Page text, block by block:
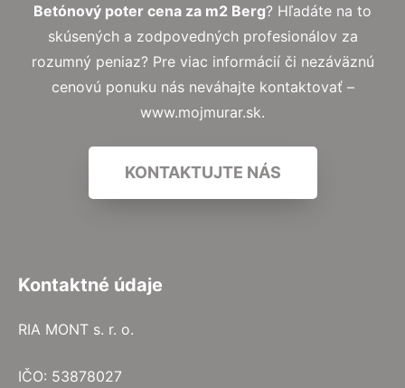
Betónový poter cena za m2 Berg? Hľadáte na to
skúsených a zodpovedných profesionálov za
rozumný peniaz? Pre viac informácií či nezáväznú
cenovú ponuku nás neváhajte kontaktovať –
www.mojmurar.sk.
KONTAKTUJTE NÁS
Kontaktné údaje
RIA MONT s. r. o.
IČO: 53878027